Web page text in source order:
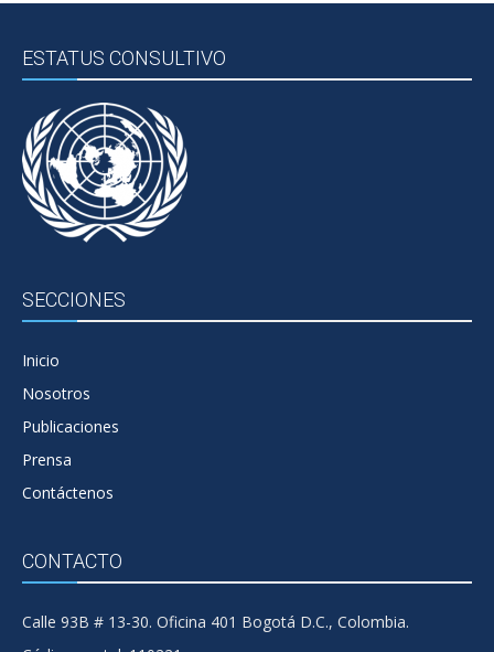
ESTATUS CONSULTIVO
SECCIONES
Inicio
Nosotros
Publicaciones
Prensa
Contáctenos
CONTACTO
Calle 93B # 13-30. Oficina 401 Bogotá D.C., Colombia.